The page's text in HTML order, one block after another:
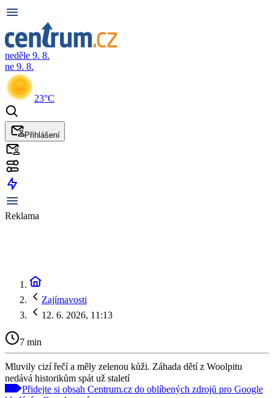
neděle 9. 8.
ne 9. 8.
23°C
Přihlášení
Reklama
Zajímavosti
12. 6. 2026, 11:13
7 min
Mluvily cizí řečí a měly zelenou kůži. Záhada dětí z Woolpitu
nedává historikům spát už staletí
Přidejte si obsah Centrum.cz do oblíbených zdrojů pro Google